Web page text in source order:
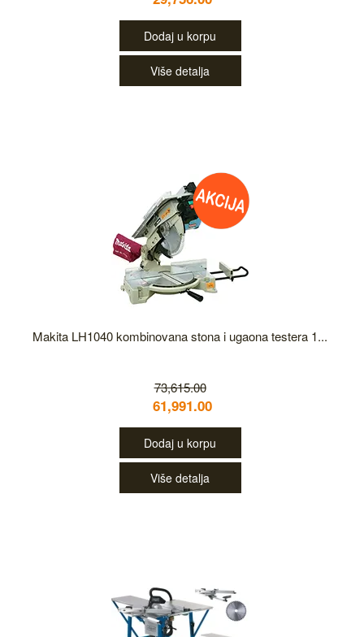
Dodaj u korpu
Više detalja
Makita LH1040 kombinovana stona i ugaona testera 1...
73,615.00
61,991.00
Dodaj u korpu
Više detalja